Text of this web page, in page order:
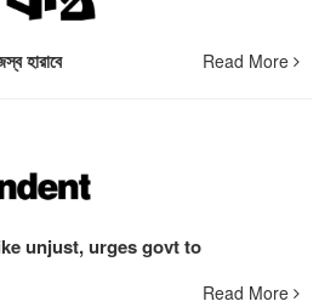
হারাবে Read More
unjust, urges govt to
Read More